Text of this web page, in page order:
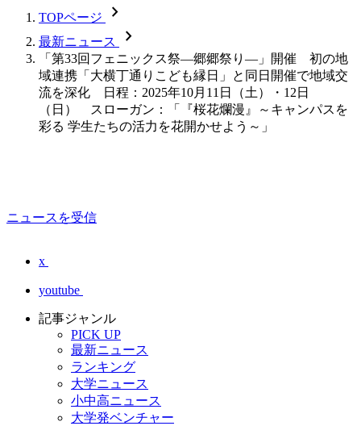
TOPページ chevron_forward
最新ニュース chevron_forward
「第33回フェニックス祭―郷郷祭り―」開催 初の地
域連携「大横丁通りこども縁日」と同日開催で地域交
流を深化 日程：2025年10月11日（土）・12日
（日） スローガン：「『桜花爛漫』～キャンパスを
彩る 学生たちの活力を花開かせよう～」
ニュースを受信
x
youtube
記事ジャンル
PICK UP
最新ニュース
ランキング
大学ニュース
小中高ニュース
大学発ベンチャー